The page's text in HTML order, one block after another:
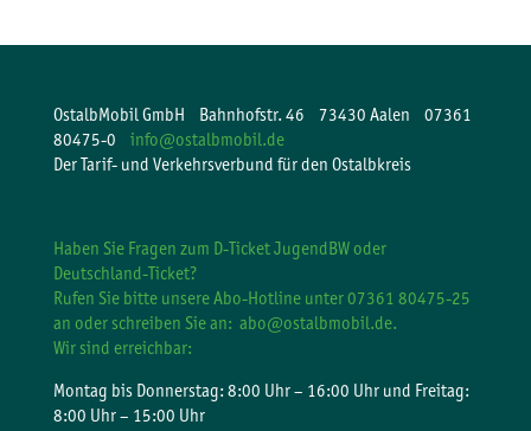
OstalbMobil GmbH Bahnhofstr. 46 73430 Aalen 07361
80475-0 info@ostalbmobil.de
Der Tarif- und Verkehrsverbund für den Ostalbkreis
Haben Sie Fragen zum D-Ticket JugendBW oder
Deutschland-Ticket?
Rufen Sie bitte unsere Abo-Hotline unter 07361 80475-25
an oder schreiben Sie an: abo@ostalbmobil.de.
Wir sind erreichbar:
Montag bis Donnerstag: 8:00 Uhr – 16:00 Uhr und Freitag:
8:00 Uhr – 15:00 Uhr